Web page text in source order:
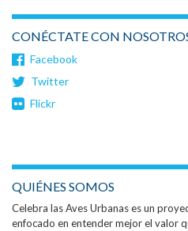
CONÉCTATE CON
Facebook
Twitter
Flickr
QUIÉNES SOMOS
Celebra las Aves Urbanas es un
enfocado en entender mejor el valor